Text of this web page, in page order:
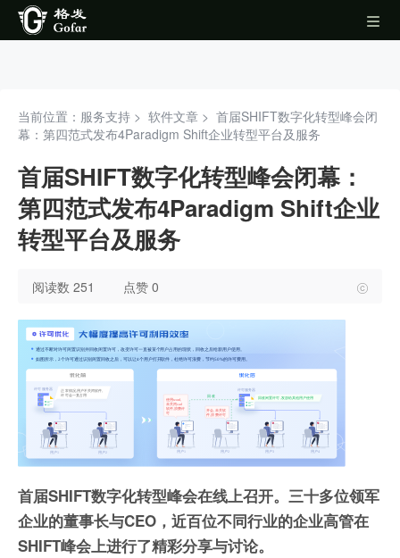
当前位置：服务支持 > 软件文章 > 首届SHIFT数字化转型峰会闭
幕：第四范式发布4Paradigm Shift企业转型平台及服务
首届SHIFT数字化转型峰会闭幕：
第四范式发布4Paradigm Shift企业
转型平台及服务
阅读数 251 点赞 0
首届SHIFT数字化转型峰会在线上召开。三十多位领军
企业的董事长与CEO，近百位不同行业的企业高管在
SHIFT峰会上进行了精彩分享与讨论。